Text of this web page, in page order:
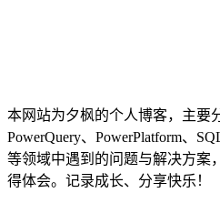
本网站为夕枫的个人博客，主要
PowerQuery、PowerPlatform、
等领域中遇到的问题与解决方案
得体会。记录成长、分享快乐！